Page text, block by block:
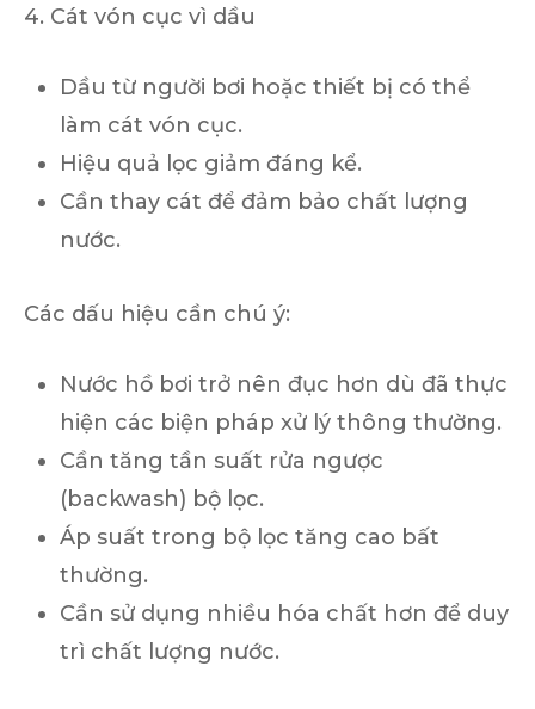
4. Cát vón cục vì dầu
Dầu từ người bơi hoặc thiết bị có thể
làm cát vón cục.
Hiệu quả lọc giảm đáng kể.
Cần thay cát để đảm bảo chất lượng
nước.
Các dấu hiệu cần chú ý:
Nước hồ bơi trở nên đục hơn dù đã thực
hiện các biện pháp xử lý thông thường.
Cần tăng tần suất rửa ngược
(backwash) bộ lọc.
Áp suất trong bộ lọc tăng cao bất
thường.
Cần sử dụng nhiều hóa chất hơn để duy
trì chất lượng nước.